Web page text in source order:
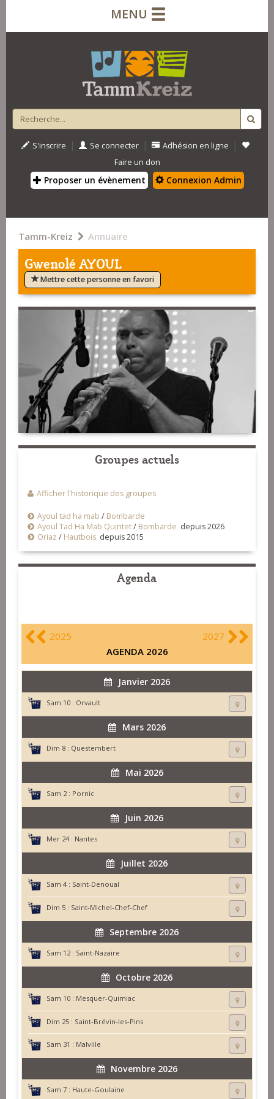
MENU
S'inscrire | Se connecter | Adhésion en ligne |
Faire un don
Proposer un évènement Connexion Admin
Tamm-Kreiz Annuaire
Gwenolé AYOUL
Mettre cette personne en favori
Groupes actuels
Afficher l'historique des groupes
Ayoul tad ha mab / Bombarde
Ayoul Tad Ha Mab Quintet/ Bombarde depuis 2026
Oriaz / Hautbois depuis 2015
Agenda
2025
2027
AGENDA 2026
Janvier 2026
Sam 10 : Orvault
Mars 2026
Dim 8 : Questembert
Mai 2026
Sam 2 : Pornic
Juin 2026
Mer 24 : Nantes
Juillet 2026
Sam 4 : Saint-Denoual
Dim 5 : Saint-Michel-Chef-Chef
Septembre 2026
Sam 12 : Saint-Nazaire
Octobre 2026
Sam 10 : Mesquer-Quimiac
Dim 25 : Saint-Brévin-les-Pins
Sam 31 : Malville
Novembre 2026
Sam 7 : Haute-Goulaine